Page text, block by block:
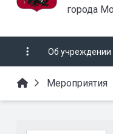
города
Об учреждении
Мероприятия